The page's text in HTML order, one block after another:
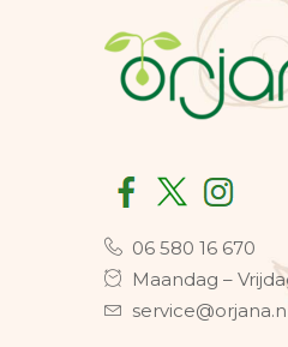
06 580 16 670
Maandag –